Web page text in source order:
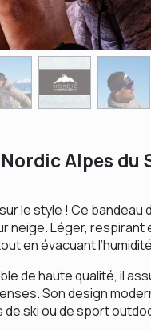
Alpes du
le style ! Ce bandeau
neige. Léger,
en évacuant
de haute qualité, il
Son design
ski ou de sport